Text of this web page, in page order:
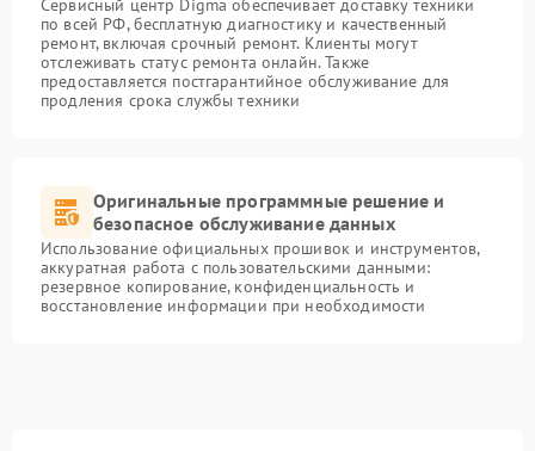
Сервисный центр Digma обеспечивает доставку техники
по всей РФ, бесплатную диагностику и качественный
ремонт, включая срочный ремонт. Клиенты могут
отслеживать статус ремонта онлайн. Также
предоставляется постгарантийное обслуживание для
продления срока службы техники
Оригинальные программные решение и
безопасное обслуживание данных
Использование официальных прошивок и инструментов,
аккуратная работа с пользовательскими данными:
резервное копирование, конфиденциальность и
восстановление информации при необходимости